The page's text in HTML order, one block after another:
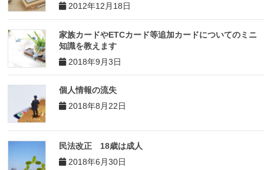
2012年12月18日
家族カードやETCカード等追加カードについてのミニ
知識を教えます
2018年9月3日
個人情報の流失
2018年8月22日
民法改正 18歳は成人
2018年6月30日